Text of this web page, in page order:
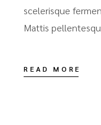
scelerisque
Mattis
READ MORE